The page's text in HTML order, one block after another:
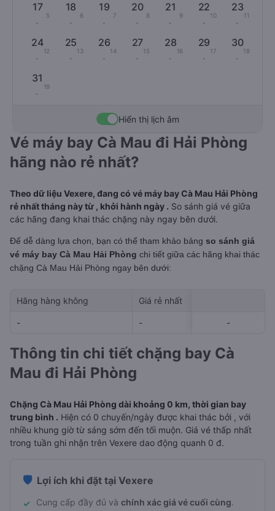
17
5
-
18
6
-
19
7
-
20
8
-
21
9
-
22
10
-
23
11
-
24
12
-
25
13
-
26
14
-
27
15
-
28
16
-
29
17
-
30
18
-
31
19
-
Hiển thị lịch âm
Vé máy bay Cà Mau đi Hải Phòng
hãng nào rẻ nhất?
Theo dữ liệu Vexere, đang có vé máy bay Cà Mau Hải Phòng
rẻ nhất tháng này từ , khởi hành ngày . So sánh giá vé giữa
các hãng đang khai thác chặng này ngay bên dưới.
Để dễ dàng lựa chọn, bạn có thể tham khảo bảng so sánh giá
vé máy bay Cà Mau Hải Phòng chi tiết giữa các hãng khai thác
chặng Cà Mau Hải Phòng ngay bên dưới:
Hãng hàng không Giá rẻ nhất
- - -
-
Thông tin chi tiết chặng bay Cà
Mau đi Hải Phòng
Chặng Cà Mau Hải Phòng dài khoảng 0 km, thời gian bay
trung bình . Hiện có 0 chuyến/ngày được khai thác bởi , với
nhiều khung giờ từ sáng sớm đến tối muộn. Giá vé thấp nhất
trong tuần ghi nhận trên Vexere dao động quanh 0 đ.
🛡️ Lợi ích khi đặt tại Vexere
✓ Cung cấp đầy đủ và chính xác giá vé cuối cùng.